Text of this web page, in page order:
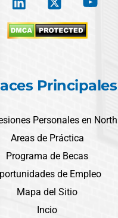
Principales
Personales en
Areas de Práctica
Programa de Becas
de Empleo
Mapa del Sitio
Incio